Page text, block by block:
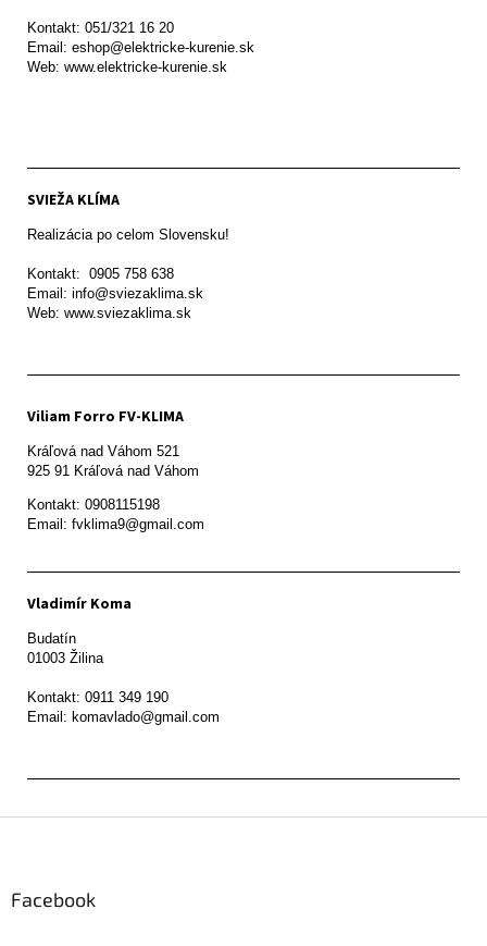
Kontakt: 051/321 16 20
Email: eshop@elektricke-kurenie.sk
Web: www.elektricke-kurenie.sk
SVIEŽA KLÍMA
Realizácia po celom Slovensku!
Kontakt:  0905 758 638
Email: info@sviezaklima.sk
Web: www.sviezaklima.sk
Viliam Forro FV-KLIMA
Kráľová nad Váhom 521
Kontakt: 0908115198
Email: fvklima9@gmail.com
Vladimír Koma
Budatín
01003 Žilina
Kontakt: 0911 349 190
Facebook